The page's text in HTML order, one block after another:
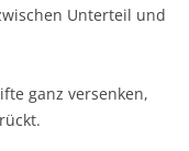
Unterteil und
ganz versenken,